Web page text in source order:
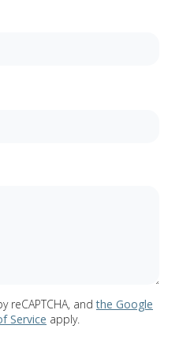
reCAPTCHA, andthe Google
Service apply.